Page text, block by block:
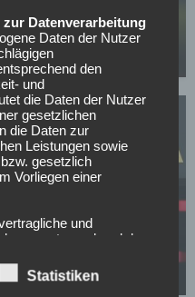
Niklas Süle
Laufbahn
soll bereits
Datenverarbeitung
Daten der Nutzer
den
und
die Daten der Nutzer
gesetzlichen
die Daten zur
Leistungen sowie
gesetzlich
Vorliegen einer
und
entsprechend dem
eingehalten
uns verarbeiteten
Statistiken